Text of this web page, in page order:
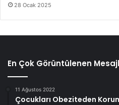
28 Ocak 2025
En Çok Görüntülenen
11 Ağustos 2022
Çocukları Obeziteden